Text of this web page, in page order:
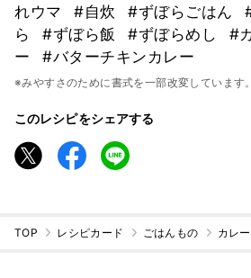
れウマ
#自炊 #ずぼらごはん
ら
#ずぼら飯 #ずぼらめし #
ー
#バターチキンカレー
※みやすさのために書式を一部改変しています。
このレシピをシェアする
TOP レシピカード ごはんもの カレー